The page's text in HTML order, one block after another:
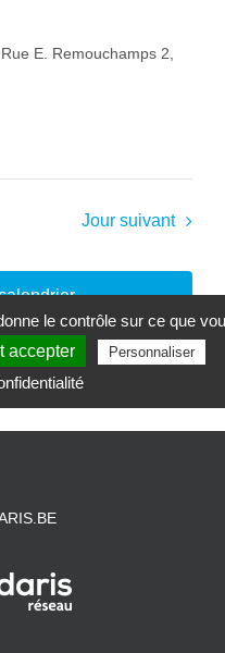
Rue E. Remouchamps 2,
Jour suivant
le contrôle sur ce que
accepter Personnaliser